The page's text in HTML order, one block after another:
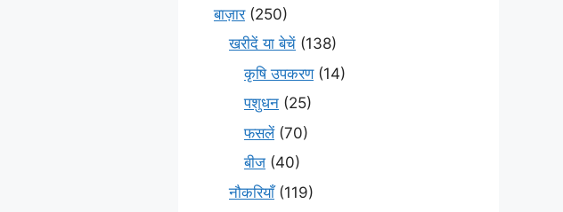
बाज़ार(250)
खरीदें या बेचें (138)
कृषि उपकरण(14)
पशुधन (25)
फसलें(70)
बीज (40)
नौकरियाँ(119)